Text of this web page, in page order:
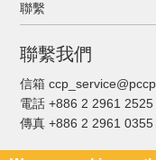
聯繫
聯繫我們
信箱
電話 +886 2 2961 2525
傳真 +886 2 2961 0355